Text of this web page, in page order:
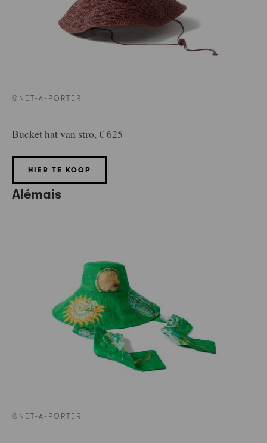
©NET-A-PORTER
Bucket hat van stro, € 625
HIER TE KOOP
Alémais
©NET-A-PORTER